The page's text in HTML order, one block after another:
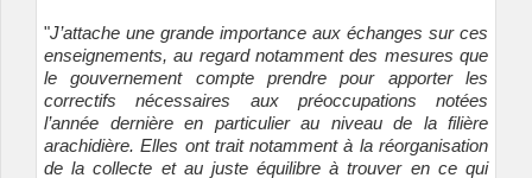
"J’attache une grande importance aux échanges sur ces
enseignements, au regard notamment des mesures que
le gouvernement compte prendre pour apporter les
correctifs nécessaires aux préoccupations notées
l’année dernière en particulier au niveau de la filière
arachidière. Elles ont trait notamment à la réorganisation
de la collecte et au juste équilibre à trouver en ce qui